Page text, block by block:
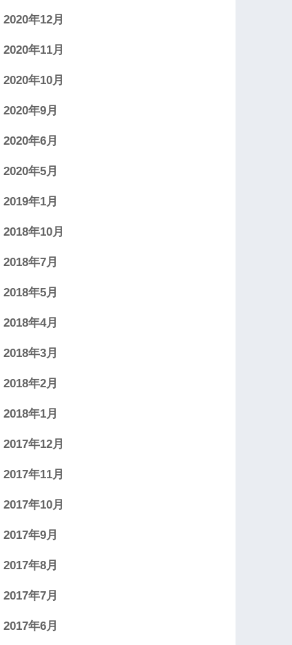
2020年12月
2020年11月
2020年10月
2020年9月
2020年6月
2020年5月
2019年1月
2018年10月
2018年7月
2018年5月
2018年4月
2018年3月
2018年2月
2018年1月
2017年12月
2017年11月
2017年10月
2017年9月
2017年8月
2017年7月
2017年6月